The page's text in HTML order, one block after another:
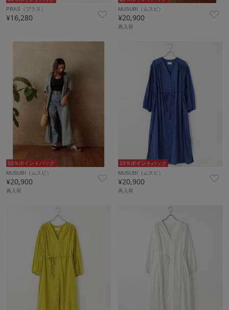
PRAS（プラス）
¥16,280
MUSUBI（ムスビ）
¥20,900
再入荷
10％ポイントバック
MUSUBI（ムスビ）
¥20,900
再入荷
10％ポイントバック
MUSUBI（ムスビ）
¥20,900
再入荷